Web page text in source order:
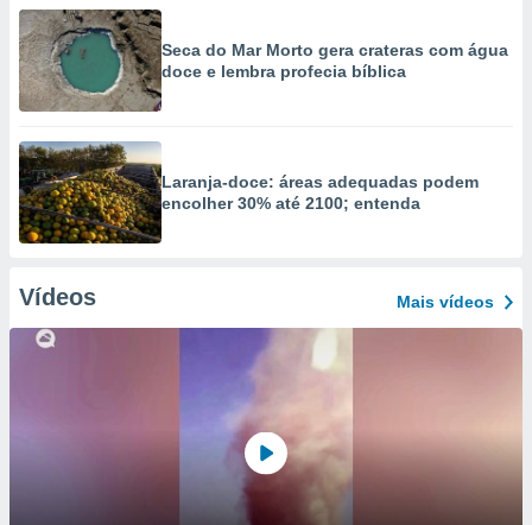
Seca do Mar Morto gera crateras com água
doce e lembra profecia bíblica
Laranja-doce: áreas adequadas podem
encolher 30% até 2100; entenda
Vídeos Mais vídeos